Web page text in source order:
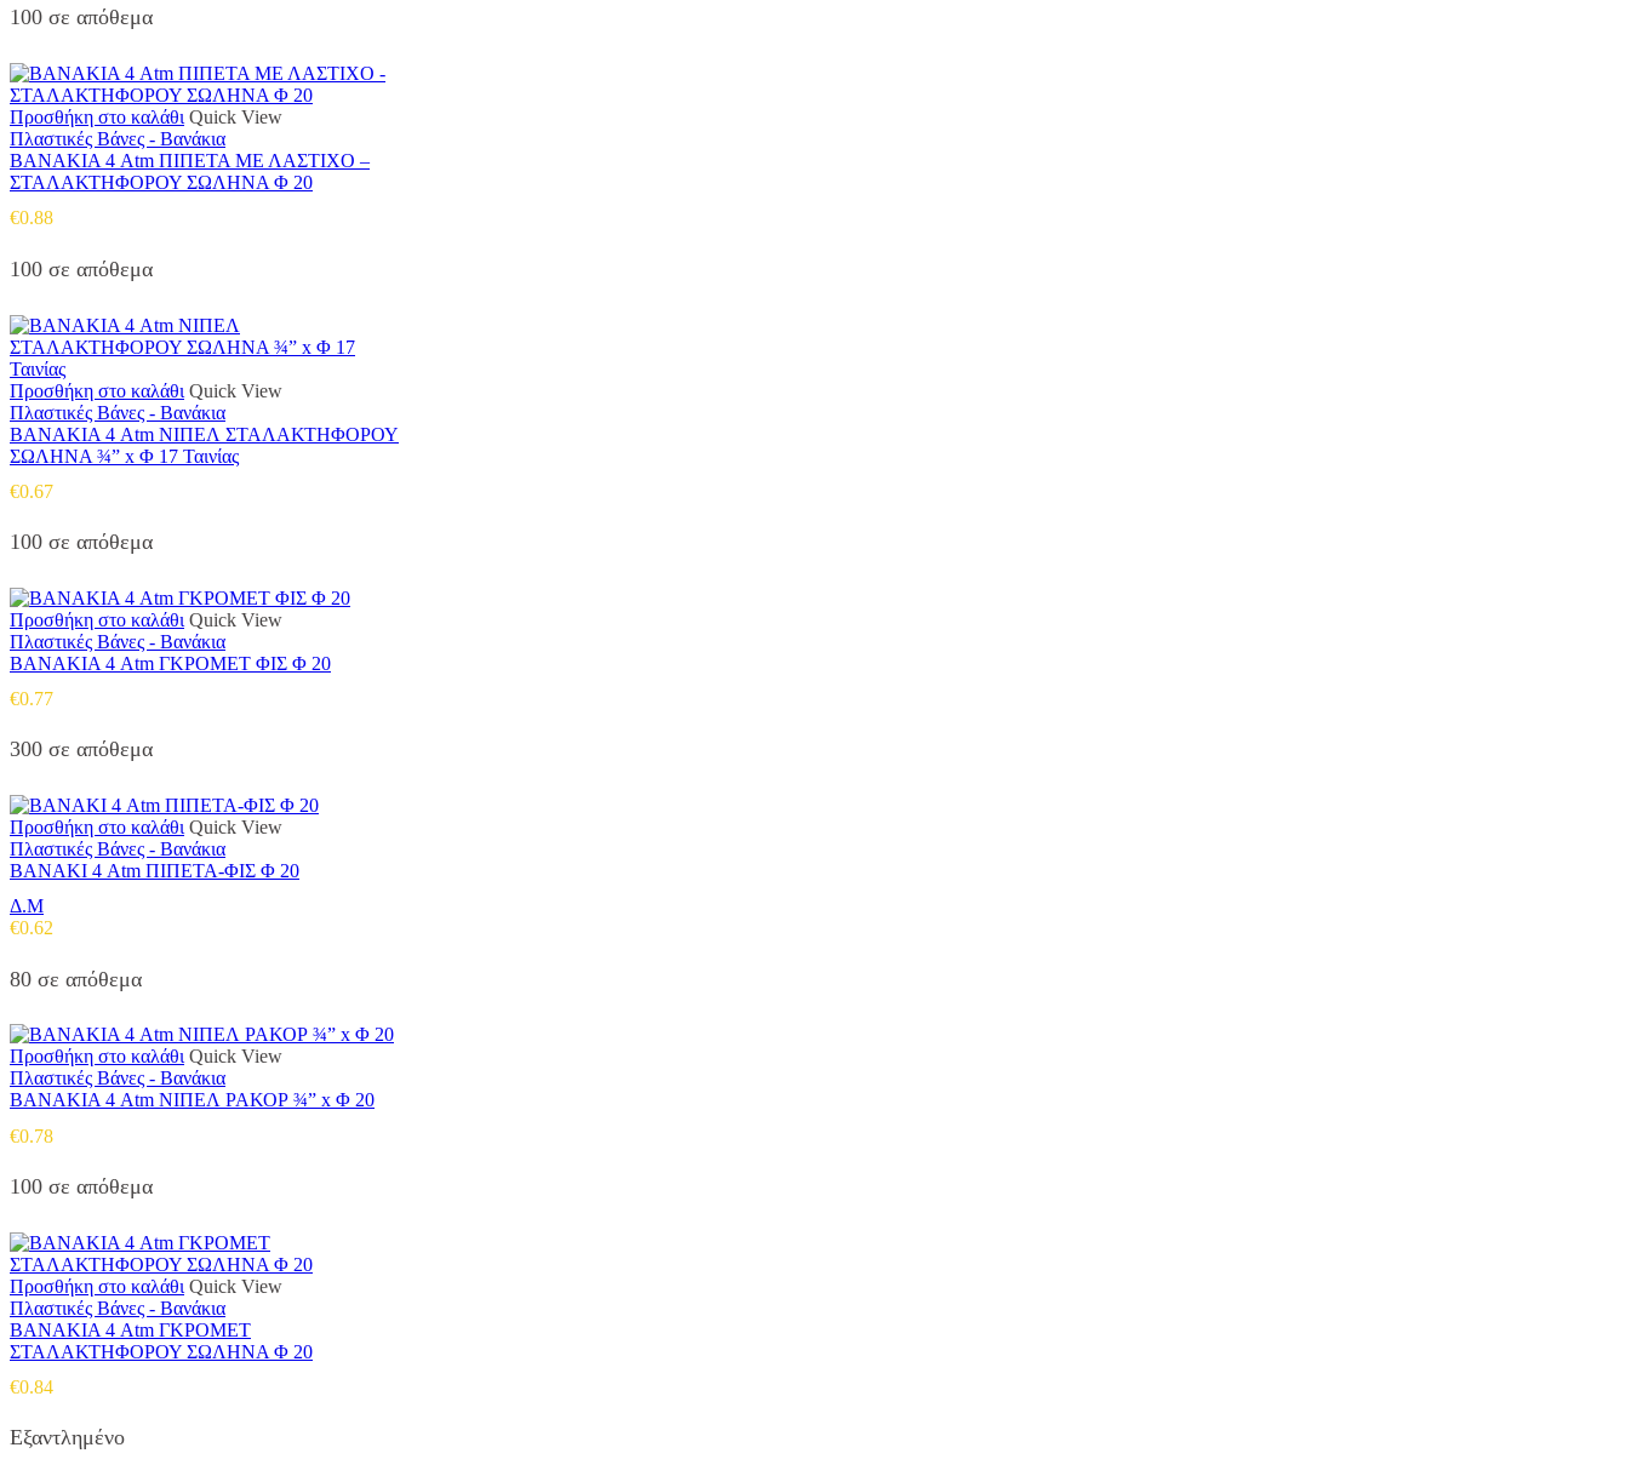
100 σε απόθεμα
Προσθήκη στο καλάθι Quick View
Πλαστικές Βάνες - Βανάκια
ΒΑΝΑΚΙΑ 4 Atm ΠΙΠΕΤΑ ΜΕ ΛΑΣΤΙΧΟ –
ΣΤΑΛΑΚΤΗΦΟΡΟΥ ΣΩΛΗΝΑ Φ 20
€0.88
100 σε απόθεμα
Προσθήκη στο καλάθι Quick View
Πλαστικές Βάνες - Βανάκια
ΒΑΝΑΚΙΑ 4 Atm ΝΙΠΕΛ ΣΤΑΛΑΚΤΗΦΟΡΟΥ
ΣΩΛΗΝΑ ¾” x Φ 17 Ταινίας
€0.67
100 σε απόθεμα
Προσθήκη στο καλάθι Quick View
Πλαστικές Βάνες - Βανάκια
ΒΑΝΑΚΙΑ 4 Atm ΓΚΡΟΜΕΤ ΦΙΣ Φ 20
€0.77
300 σε απόθεμα
Προσθήκη στο καλάθι Quick View
Πλαστικές Βάνες - Βανάκια
ΒΑΝΑΚΙ 4 Atm ΠΙΠΕΤΑ-ΦΙΣ Φ 20
Δ.Μ
€0.62
80 σε απόθεμα
Προσθήκη στο καλάθι Quick View
Πλαστικές Βάνες - Βανάκια
ΒΑΝΑΚΙΑ 4 Atm ΝΙΠΕΛ ΡΑΚΟΡ ¾” x Φ 20
€0.78
100 σε απόθεμα
Προσθήκη στο καλάθι Quick View
Πλαστικές Βάνες - Βανάκια
ΒΑΝΑΚΙΑ 4 Atm ΓΚΡΟΜΕΤ
ΣΤΑΛΑΚΤΗΦΟΡΟΥ ΣΩΛΗΝΑ Φ 20
€0.84
Εξαντλημένο